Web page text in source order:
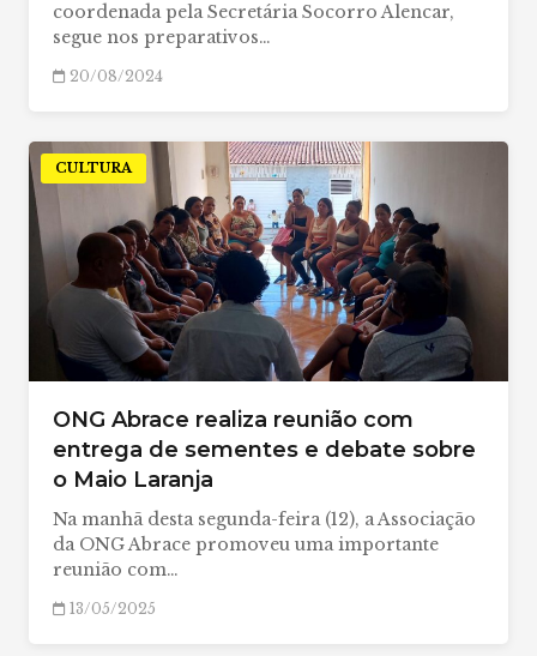
coordenada pela Secretária Socorro Alencar,
segue nos preparativos…
20/08/2024
CULTURA
ONG Abrace realiza reunião com
entrega de sementes e debate sobre
o Maio Laranja
Na manhã desta segunda-feira (12), a Associação
da ONG Abrace promoveu uma importante
reunião com…
13/05/2025